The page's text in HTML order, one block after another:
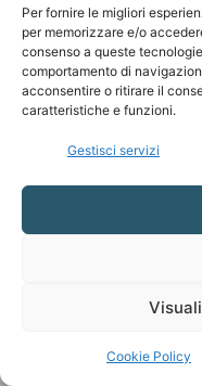
Per fornire le migliori
per memorizzare e/o
consenso a queste
comportamento di
acconsentire o ritirare il
caratteristiche e funzioni.
Gestisci servizi
Cookie Policy